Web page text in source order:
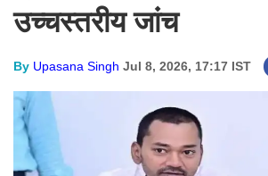
उच्चस्तरीय जांच
By Upasana Singh Jul 8, 2026, 17:17 IST